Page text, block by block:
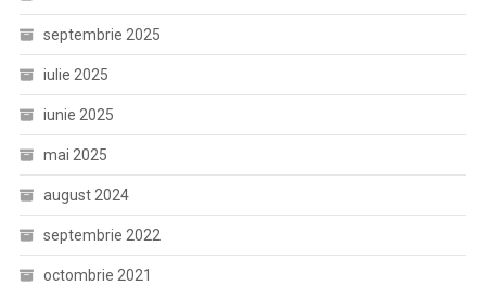
septembrie 2025
iulie 2025
iunie 2025
mai 2025
august 2024
septembrie 2022
octombrie 2021